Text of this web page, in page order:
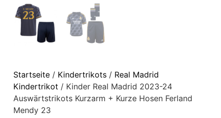
Startseite/ Kindertrikots/ Real Madrid
Kindertrikot / Kinder Real Madrid 2023-24
Auswärtstrikots Kurzarm + Kurze Hosen Ferland
Mendy 23